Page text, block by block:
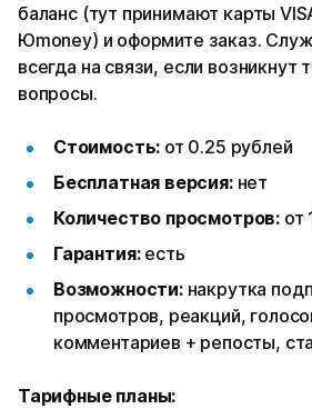
баланс (тут принимают карты
Юmoney) и оформите заказ.
всегда на связи, если возникнут
вопросы.
Стоимость: от 0.25 рублей
Бесплатная версия: нет
Количество просмотров: от
Гарантия: есть
Возможности: накрутка
просмотров, реакций,
комментариев + репосты,
Тарифные планы: